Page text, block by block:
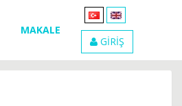
GİRİŞ
MAKALE